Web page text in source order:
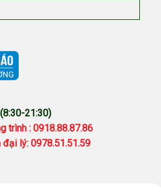
21:30)
trình : 0918.88.87.86
lý: 0978.51.51.59